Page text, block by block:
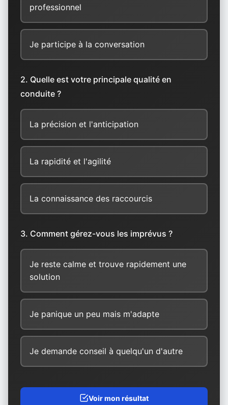
professionnel
Je participe à la conversation
2. Quelle est votre principale qualité en
conduite ?
La précision et l'anticipation
La rapidité et l'agilité
La connaissance des raccourcis
3. Comment gérez-vous les imprévus ?
Je reste calme et trouve rapidement une
solution
Je panique un peu mais m'adapte
Je demande conseil à quelqu'un d'autre
Voir mon résultat